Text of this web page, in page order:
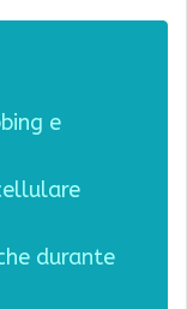
e
durante